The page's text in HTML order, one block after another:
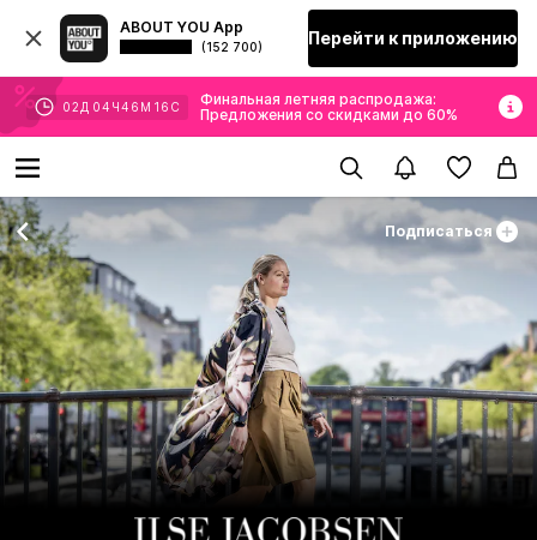
ABOUT YOU App
(152 700) Перейти к приложению
02 Д 04 Ч46 М 14 С
Финальная летняя распродажа:
Предложения со скидками до 60%
Подписаться